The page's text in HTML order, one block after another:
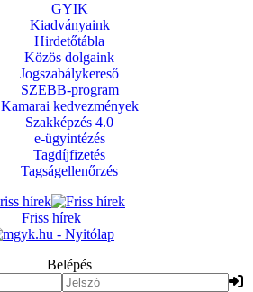
GYIK
Kiadványaink
Hirdetőtábla
Közös dolgaink
Jogszabálykereső
SZEBB-program
Kamarai kedvezmények
Szakképzés 4.0
e-ügyintézés
Tagdíjfizetés
Tagságellenőrzés
Friss hírek
Belépés